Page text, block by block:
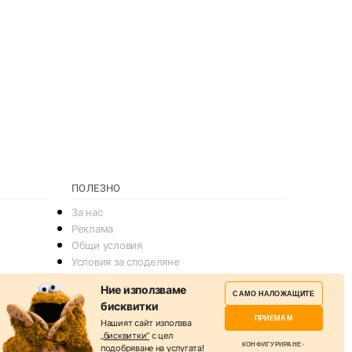
ПОЛЕЗНО
За нас
Реклама
Общи условия
Условия за споделяне
Политика на Бисквитките
Контакти
Ние използваме
бисквитки
Нашият сайт използва
„бисквитки“ с цел
подобряване на услугата!
САМО НАЛОЖАЩИТЕ
ПРИЕМАМ
КОНФИГУРИРАНЕ